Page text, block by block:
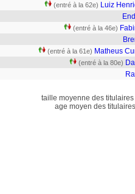
(entré à la 62e) Luiz
(entré à la 46e)
(entré à la 61e) Matheus
(entré à la 80e)
taille moyenne des titulaires
age moyen des